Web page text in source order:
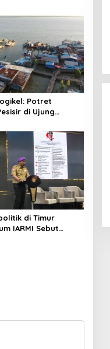
Potret
di Ujung
di Timur
IARMI Sebut